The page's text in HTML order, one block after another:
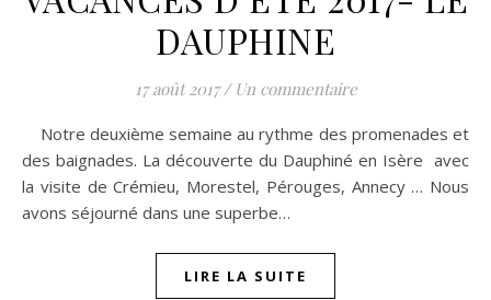
DAUPHINE
17 août 2017 / Un commentaire
Notre deuxième semaine au rythme des promenades et
des baignades. La découverte du Dauphiné en Isère avec
la visite de Crémieu, Morestel, Pérouges, Annecy … Nous
avons séjourné dans une superbe…
LIRE LA SUITE